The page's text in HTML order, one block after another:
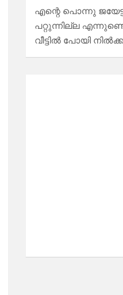
എന്റെ പൊന്നു
പറ്റുന്നില്ല
വീട്ടിൽ പോയി